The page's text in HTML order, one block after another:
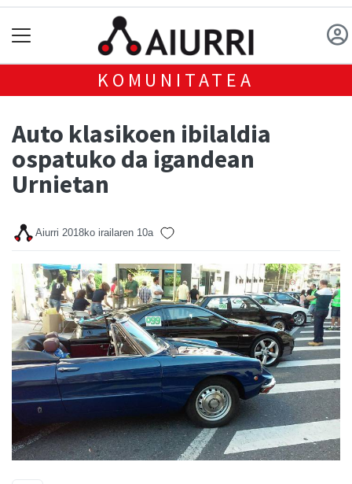
KOMUNITATEA
Auto klasikoen ibilaldia
ospatuko da igandean
Urnietan
Aiurri 2018ko irailaren 10a